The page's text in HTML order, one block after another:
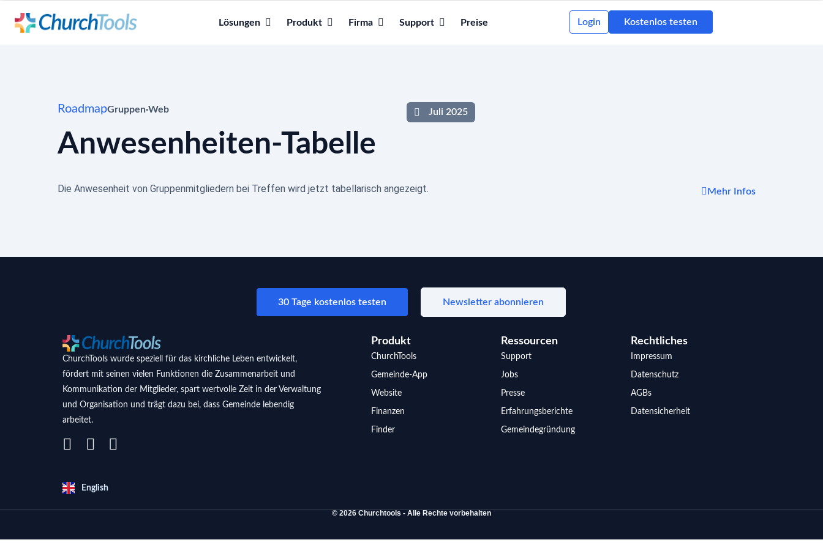
Lösungen Produkt Firma Support Preise Login Kostenlos testen
RoadmapGruppen·Web Juli 2025
Anwesenheiten-Tabelle
Die Anwesenheit von Gruppenmitgliedern bei Treffen wird jetzt tabellarisch angezeigt. Mehr Infos
30 Tage kostenlos testen Newsletter abonnieren
ChurchTools wurde speziell für das kirchliche Leben entwickelt,
fördert mit seinen vielen Funktionen die Zusammenarbeit und
Kommunikation der Mitglieder, spart wertvolle Zeit in der Verwaltung
und Organisation und trägt dazu bei, dass Gemeinde lebendig
arbeitet.
Produkt
ChurchTools
Gemeinde-App
Website
Finanzen
Finder
Ressourcen
Support
Jobs
Presse
Erfahrungsberichte
Gemeindegründung
Rechtliches
Impressum
Datenschutz
AGBs
Datensicherheit
English
© 2026 Churchtools - Alle Rechte vorbehalten